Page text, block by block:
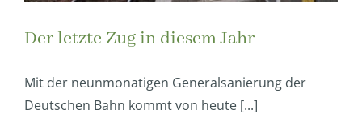
Der letzte Zug in diesem Jahr
Mit der neunmonatigen Generalsanierung der
Deutschen Bahn kommt von heute [...]